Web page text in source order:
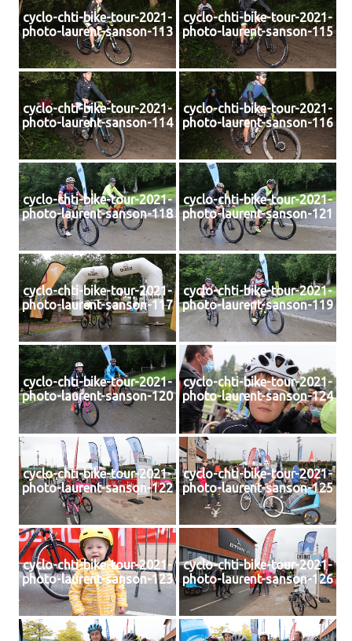
cyclo-chti-bike-tour-2021-
photo-laurent-sanson-113
cyclo-chti-bike-tour-2021-
photo-laurent-sanson-115
cyclo-chti-bike-tour-2021-
photo-laurent-sanson-114
cyclo-chti-bike-tour-2021-
photo-laurent-sanson-116
cyclo-chti-bike-tour-2021-
photo-laurent-sanson-118
cyclo-chti-bike-tour-2021-
photo-laurent-sanson-121
cyclo-chti-bike-tour-2021-
photo-laurent-sanson-117
cyclo-chti-bike-tour-2021-
photo-laurent-sanson-119
cyclo-chti-bike-tour-2021-
photo-laurent-sanson-120
cyclo-chti-bike-tour-2021-
photo-laurent-sanson-124
cyclo-chti-bike-tour-2021-
photo-laurent-sanson-122
cyclo-chti-bike-tour-2021-
photo-laurent-sanson-125
cyclo-chti-bike-tour-2021-
photo-laurent-sanson-123
cyclo-chti-bike-tour-2021-
photo-laurent-sanson-126